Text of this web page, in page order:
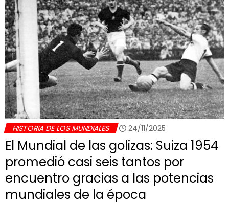
HISTORIA DE LOS MUNDIALES 24/11/2025
El Mundial de las golizas: Suiza 1954
promedió casi seis tantos por
encuentro gracias a las potencias
mundiales de la época